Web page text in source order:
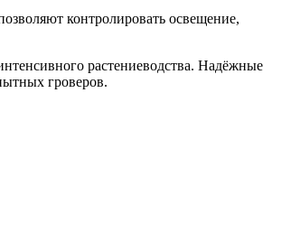
контролировать освещение,
растениеводства. Надёжные
гроверов.